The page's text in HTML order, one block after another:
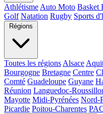
Athlétisme Auto Moto Basket
Golf Natation Rugby Sports
Régions
Toutes les régions Alsace
Bourgogne Bretagne Centre
Comté Guadeloupe Guyane
Réunion Languedoc-
Mayotte Midi-Pyrénées Nord-
Picardie Poitou-Charentes